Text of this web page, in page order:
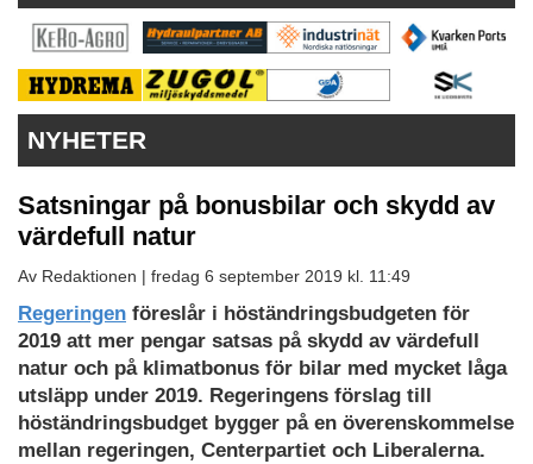
KONTAKT
VÅRA ANDRA MAGASIN
PRENUMERERA
ANNONSERA
NYHETER
Satsningar på bonusbilar och skydd av
värdefull natur
Av Redaktionen | fredag 6 september 2019 kl. 11:49
Regeringen föreslår i höständringsbudgeten för
2019 att mer pengar satsas på skydd av värdefull
natur och på klimatbonus för bilar med mycket låga
utsläpp under 2019. Regeringens förslag till
höständringsbudget bygger på en överenskommelse
mellan regeringen, Centerpartiet och Liberalerna.